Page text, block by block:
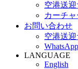
空港送
カーチ
お問い合わせ
空港送
WhatsApp
LANGUAGE
English